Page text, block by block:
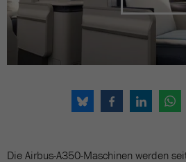
Die Airbus-A350-Maschinen werden